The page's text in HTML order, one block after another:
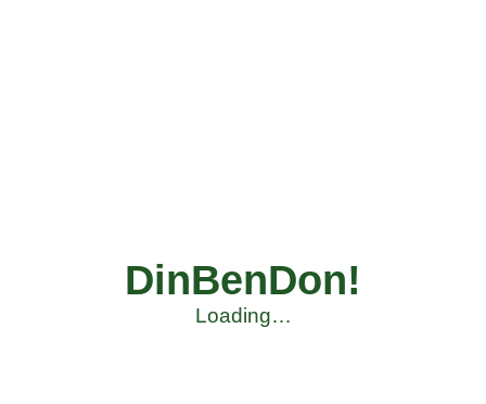
DinBenDon!
Loading…